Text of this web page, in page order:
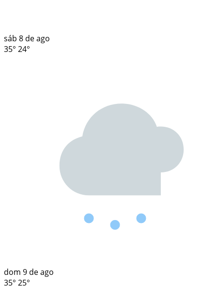
sáb 8 de ago
35° 24°
dom 9 de ago
35° 25°